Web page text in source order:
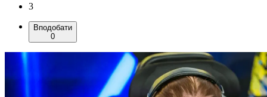
3
Вподобати
0